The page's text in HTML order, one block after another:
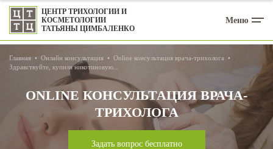
ЦЕНТР ТРИХОЛОГИИ И
КОСМЕТОЛОГИИ
ТАТЬЯНЫ ЦИМБАЛЕНКО
Меню
Главная Онлайн консультация
Online консультация врача-трихолога
Здравствуйте, купила никотиновую...
ONLINE КОНСУЛЬТАЦИЯ ВРАЧА-
ТРИХОЛОГА
Задать вопрос бесплатно